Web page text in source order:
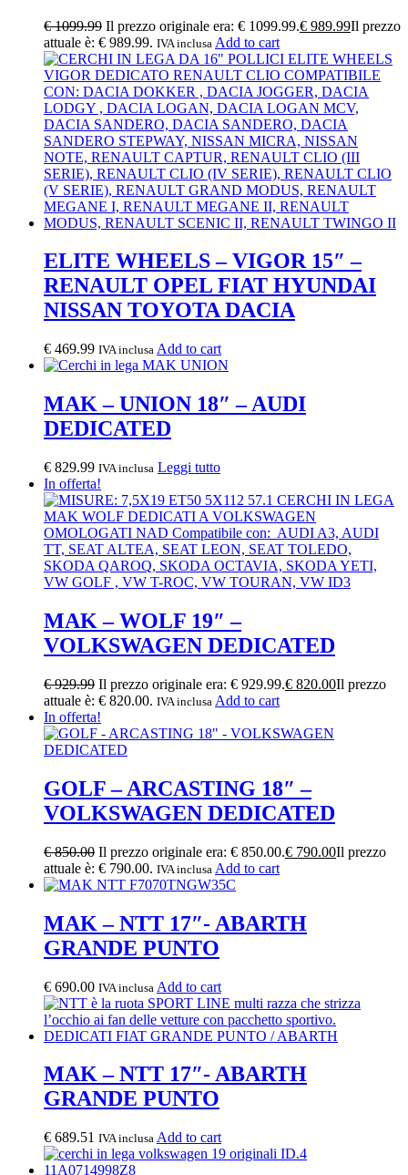
€1099.99 Il prezzo originale era: € 1099.99.€ 989.99Il prezzo
attuale è: € 989.99. IVA inclusa Add to cart
ELITE WHEELS – VIGOR 15″ –
RENAULT OPEL FIAT HYUNDAI
NISSAN TOYOTA DACIA
€ 469.99 IVA inclusa Add to cart
MAK – UNION 18″ – AUDI
DEDICATED
€ 829.99 IVA inclusa Leggi tutto
In offerta!
MAK – WOLF 19″ –
VOLKSWAGEN DEDICATED
€929.99 Il prezzo originale era: € 929.99.€ 820.00Il prezzo
attuale è: € 820.00. IVA inclusa Add to cart
In offerta!
GOLF – ARCASTING 18″ –
VOLKSWAGEN DEDICATED
€850.00 Il prezzo originale era: € 850.00.€ 790.00Il prezzo
attuale è: € 790.00. IVA inclusa Add to cart
MAK – NTT 17″- ABARTH
GRANDE PUNTO
€ 690.00 IVA inclusa Add to cart
MAK – NTT 17″- ABARTH
GRANDE PUNTO
€ 689.51 IVA inclusa Add to cart